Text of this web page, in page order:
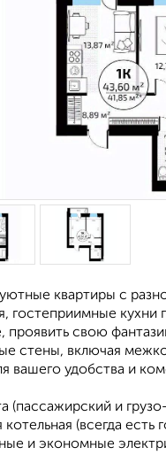
уютные квартиры с
гостеприимные
проявить свою
стены, включая
вашего удобства и
(пассажирский и
(всегда есть
и экономные